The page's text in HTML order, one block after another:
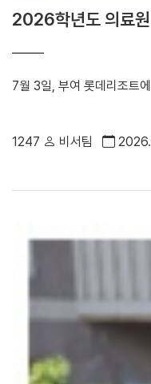
2026학년도 의료
7월 3일, 부여 롯데리조트
1247 비서팀